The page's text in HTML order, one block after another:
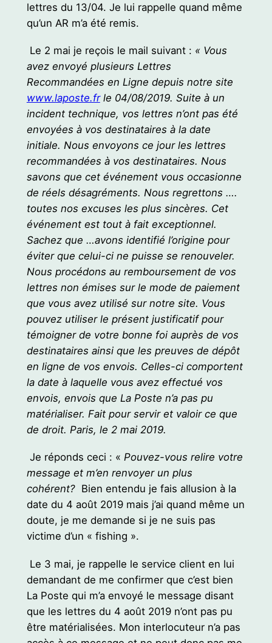
lettres du 13/04. Je lui rappelle quand même
qu’un AR m’a été remis.
Le 2 mai je reçois le mail suivant : « Vous
avez envoyé plusieurs Lettres
Recommandées en Ligne depuis notre site
www.laposte.frle 04/08/2019. Suite à un
incident technique, vos lettres n’ont pas été
envoyées à vos destinataires à la date
initiale. Nous envoyons ce jour les lettres
recommandées à vos destinataires. Nous
savons que cet événement vous occasionne
de réels désagréments. Nous regrettons ….
toutes nos excuses les plus sincères. Cet
événement est tout à fait exceptionnel.
Sachez que …avons identifié l’origine pour
éviter que celui-ci ne puisse se renouveler.
Nous procédons au remboursement de vos
lettres non émises sur le mode de paiement
que vous avez utilisé sur notre site. Vous
pouvez utiliser le présent justificatif pour
témoigner de votre bonne foi auprès de vos
destinataires ainsi que les preuves de dépôt
en ligne de vos envois. Celles-ci comportent
la date à laquelle vous avez effectué vos
envois, envois que La Poste n’a pas pu
matérialiser. Fait pour servir et valoir ce que
de droit. Paris, le 2 mai 2019.
Je réponds ceci : « Pouvez-vous relire votre
message et m’en renvoyer un plus
cohérent?Bien entendu je fais allusion à la
date du 4 août 2019 mais j’ai quand même un
doute, je me demande si je ne suis pas
victime d’un « fishing ».
Le 3 mai, je rappelle le service client en lui
demandant de me confirmer que c’est bien
La Poste qui m’a envoyé le message disant
que les lettres du 4 août 2019 n’ont pas pu
être matérialisées. Mon interlocuteur n’a pas